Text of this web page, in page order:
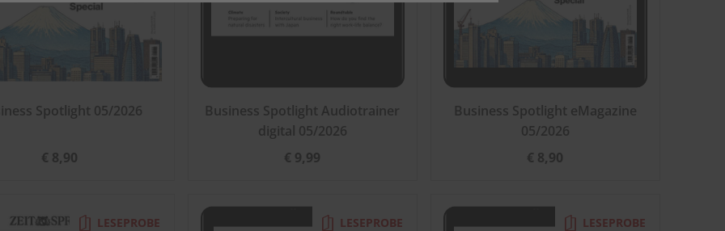
Spotlight 05/2026
€ 8,90
Business Spotlight Audiotrainer
digital 05/2026
€ 9,99
Business Spotlight eMagazine
05/2026
€ 8,90
LESEPROBE LESEPROBE LESEPROBE